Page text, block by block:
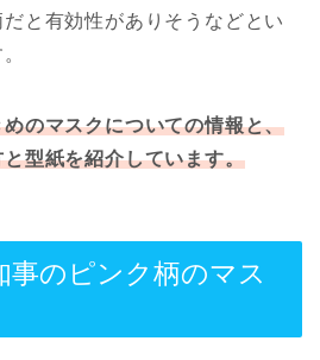
と有効性がありそうなどとい
のマスクについての情報と、
型紙を紹介しています。
事のピンク柄のマス